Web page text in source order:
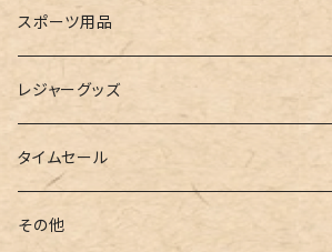
ルームシューズ
インソール
ローファー
ハンドバッグ
ボストンバッグ
バンドゥ
タンキニ
キャミキニ
フィットネス
ストール・マフラー
手袋
ポーチ
パスケース
レインコート
スポーツ用品
トレーニング・スポーツウェア
トレーニンググッズ
ヨガウェア
レジャーグッズ
ビーチグッズ
タイムセール
その他